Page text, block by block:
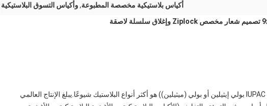
أكياس بلاستيكية مخصصة المطبوعة,وأكياس التسوق البلاستيكية
البولي إيثيلين (اختصار PE) أو البولي إيثيلين (اسم IUPAC بولي إيثيلين أو بولي (ميثيلين)) هو أكثر أنواع البلاستيك شيوعًا.يبلغ الإنتاج العالمي